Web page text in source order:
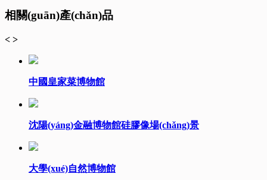
相關(guān)產(chǎn)品
< >
中國皇家菜博物館
沈陽(yáng)金融博物館硅膠像場(chǎng)景
大學(xué)自然博物館